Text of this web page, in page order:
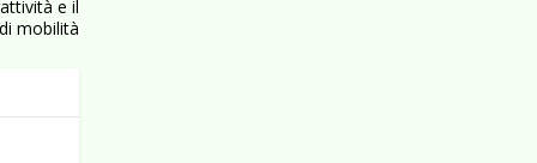
e il
mobilità